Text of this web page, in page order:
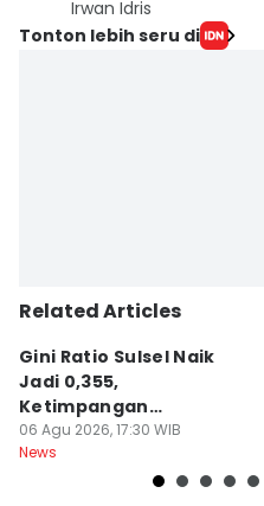
Irwan Idris
Tonton lebih seru di
Related Articles
Gini Ratio Sulsel Naik
Jadi 0,355,
Ketimpangan
Perdesaan Meningkat
06 Agu 2026, 17:30 WIB
News